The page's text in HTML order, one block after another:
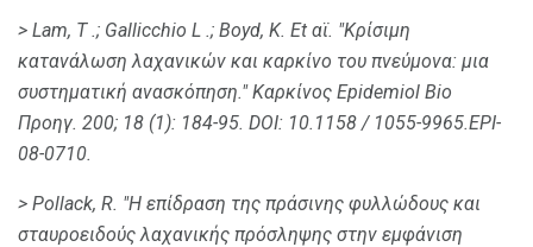
> Lam, Τ .; Gallicchio L .; Boyd, Κ. Et αϊ. "Κρίσιμη
κατανάλωση λαχανικών και καρκίνο του πνεύμονα: μια
συστηματική ανασκόπηση." Καρκίνος Epidemiol Bio
Προηγ. 200; 18 (1): 184-95. DOI: 10.1158 / 1055-9965.EPI-
08-0710.
> Pollack, R. "Η επίδραση της πράσινης φυλλώδους και
σταυροειδούς λαχανικής πρόσληψης στην εμφάνιση